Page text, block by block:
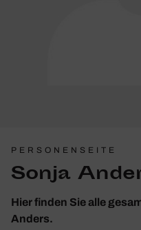
PERSONENSEITE
Sonja
Hier finden Sie alle
Anders.